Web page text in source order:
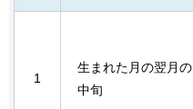
1
生まれた月の翌月の
中旬